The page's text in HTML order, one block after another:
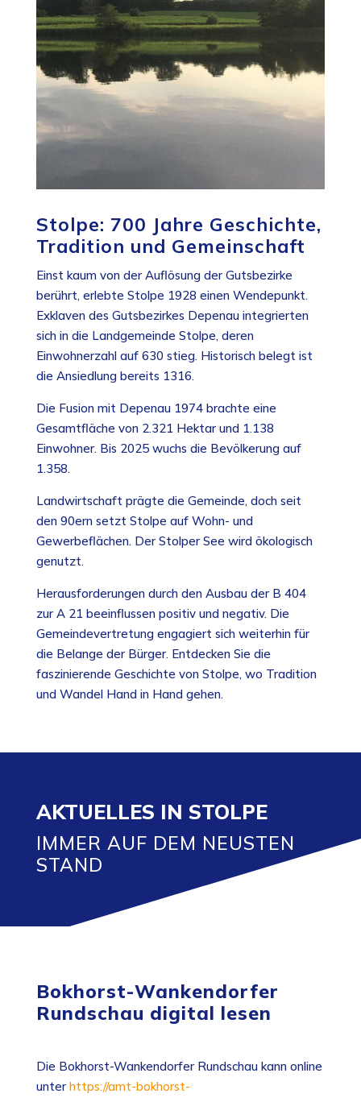
Stolpe: 700 Jahre Geschichte,
Tradition und Gemeinschaft
Einst kaum von der Auflösung der Gutsbezirke
berührt, erlebte Stolpe 1928 einen Wendepunkt.
Exklaven des Gutsbezirkes Depenau integrierten
sich in die Landgemeinde Stolpe, deren
Einwohnerzahl auf 630 stieg. Historisch belegt ist
die Ansiedlung bereits 1316.
Die Fusion mit Depenau 1974 brachte eine
Gesamtfläche von 2.321 Hektar und 1.138
Einwohner. Bis 2025 wuchs die Bevölkerung auf
1.358.
Landwirtschaft prägte die Gemeinde, doch seit
den 90ern setzt Stolpe auf Wohn- und
Gewerbeflächen. Der Stolper See wird ökologisch
genutzt.
Herausforderungen durch den Ausbau der B 404
zur A 21 beeinflussen positiv und negativ. Die
Gemeindevertretung engagiert sich weiterhin für
die Belange der Bürger. Entdecken Sie die
faszinierende Geschichte von Stolpe, wo Tradition
und Wandel Hand in Hand gehen.
AKTUELLES IN STOLPE
IMMER AUF DEM NEUSTEN
STAND
Bokhorst-Wankendorfer
Rundschau digital lesen
Die Bokhorst-Wankendorfer Rundschau kann online
unter https://amt-bokhorst-